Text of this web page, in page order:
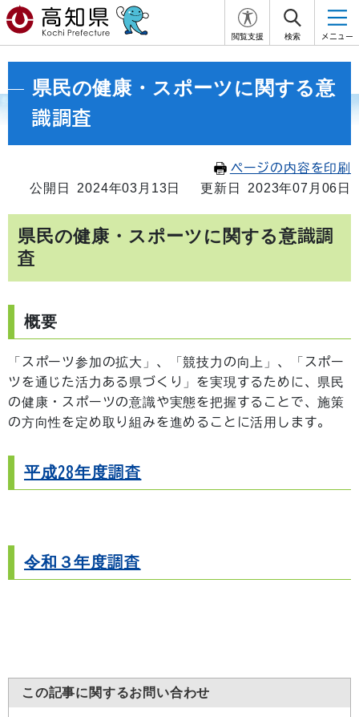
閲覧支援 検索 メニュー
県民の健康・スポーツに関する意
識調査
ページの内容を印刷
公開日 2024年03月13日
更新日 2023年07月06日
県民の健康・スポーツに関する意識調
査
概要
「スポーツ参加の拡大」、「競技力の向上」、「スポー
ツを通じた活力ある県づくり」を実現するために、県民
の健康・スポーツの意識や実態を把握することで、施策
の方向性を定め取り組みを進めることに活用します。
平成28年度調査
令和３年度調査
この記事に関するお問い合わせ